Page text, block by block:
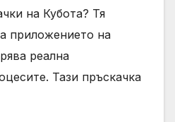
на Кубота? Тя
приложението на
реална
Тази пръскачка